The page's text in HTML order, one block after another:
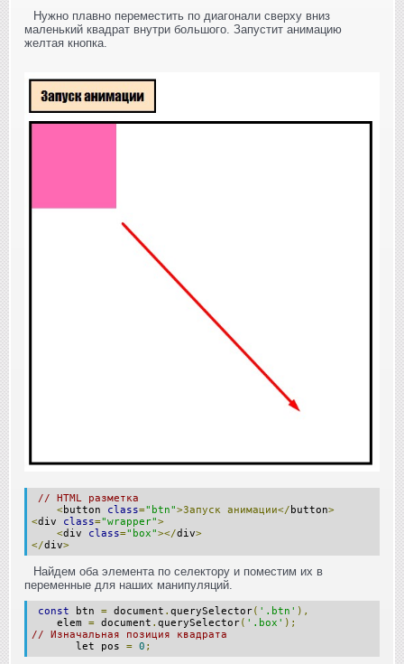
Нужно плавно переместить по диагонали сверху вниз
маленький квадрат внутри большого. Запустит анимацию
желтая кнопка.
// HTML разметка
<button class="btn">Запуск анимации</ button>
<div class="wrapper">
<div class="box"></div>
</div>
Найдем оба элемента по селектору и поместим их в
переменные для наших манипуляций.
const btn = document . querySelector( '.btn' ),
elem = document . querySelector( '.box' );
// Изначальная позиция квадрата
let pos = 0 ;